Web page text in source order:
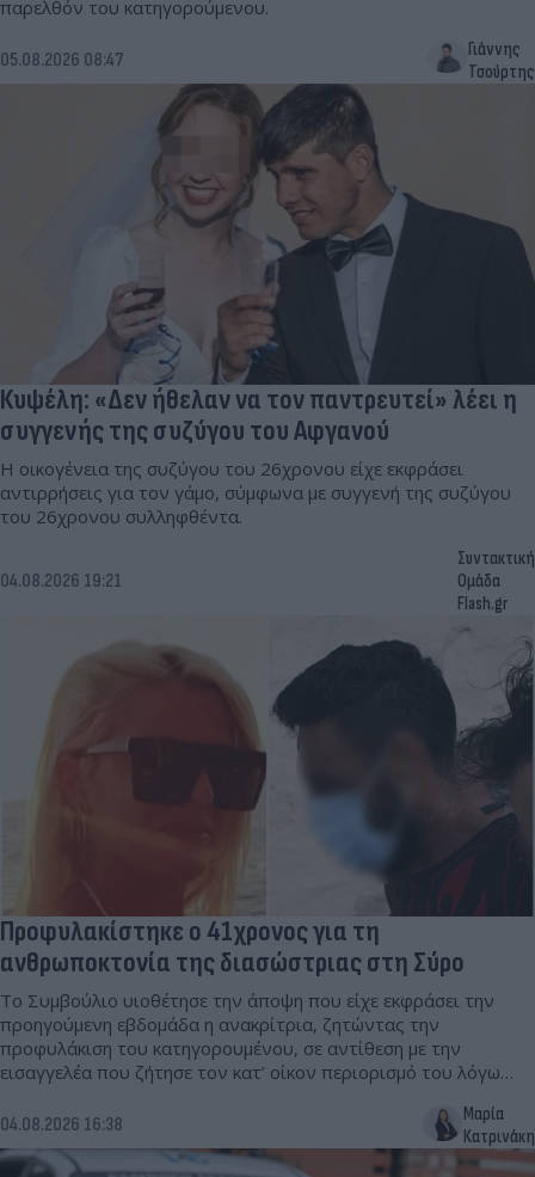
παρελθόν του κατηγορούμενου.
05.08.2026 08:47
Γιάννης
Τσούρτης
Κυψέλη: «Δεν ήθελαν να τον παντρευτεί» λέει η
συγγενής της συζύγου του Αφγανού
Η οικογένεια της συζύγου του 26χρονου είχε εκφράσει
αντιρρήσεις για τον γάμο, σύμφωνα με συγγενή της συζύγου
του 26χρονου συλληφθέντα.
04.08.2026 19:21
Συντακτική
Ομάδα
Flash.gr
Προφυλακίστηκε ο 41χρονος για τη
ανθρωποκτονία της διασώστριας στη Σύρο
Το Συμβούλιο υιοθέτησε την άποψη που είχε εκφράσει την
προηγούμενη εβδομάδα η ανακρίτρια, ζητώντας την
προφυλάκιση του κατηγορουμένου, σε αντίθεση με την
εισαγγελέα που ζήτησε τον κατ’ οίκον περιορισμό του λόγω
04.08.2026 16:38
Μαρία
Κατρινάκη